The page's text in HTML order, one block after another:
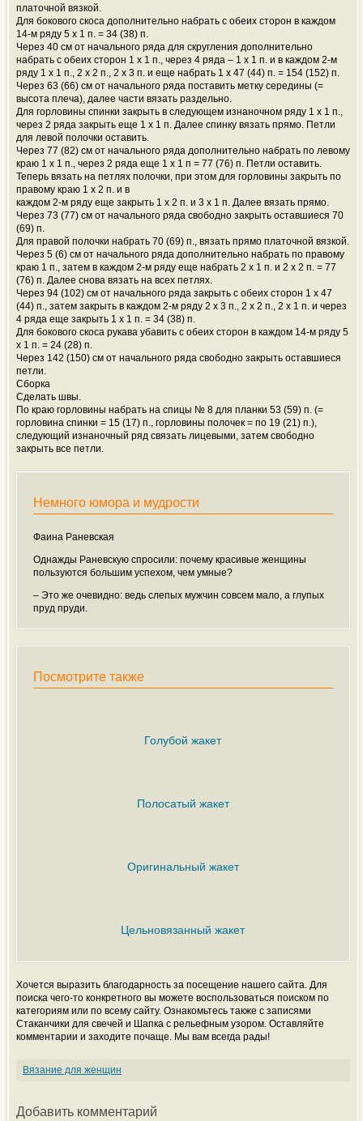
платочной вязкой.
Для бокового скоса дополнительно набрать с обеих сторон в каждом
14-м ряду 5 х 1 п. = 34 (38) п.
Через 40 см от начального ряда для скругления дополнительно
набрать с обеих сторон 1 х 1 п., через 4 ряда – 1 х 1 п. и в каждом 2-м
ряду 1 х 1 п., 2 х 2 п., 2 х 3 п. и еще набрать 1 х 47 (44) п. = 154 (152) п.
Через 63 (66) см от начального ряда поставить метку середины (=
высота плеча), далее части вязать раздельно.
Для горловины спинки закрыть в следующем изнаночном ряду 1 х 1 п.,
через 2 ряда закрыть еще 1 х 1 п. Далее спинку вязать прямо. Петли
для левой полочки оставить.
Через 77 (82) см от начального ряда дополнительно набрать по левому
краю 1 х 1 п., через 2 ряда еще 1 х 1 п = 77 (76) п. Петли оставить.
Теперь вязать на петлях полочки, при этом для горловины закрыть по
правому краю 1 х 2 п. и в
каждом 2-м ряду еще закрыть 1 х 2 п. и 3 х 1 п. Далее вязать прямо.
Через 73 (77) см от начального ряда свободно закрыть оставшиеся 70
(69) п.
Для правой полочки набрать 70 (69) п., вязать прямо платочной вязкой.
Через 5 (6) см от начального ряда дополнительно набрать по правому
краю 1 п., затем в каждом 2-м ряду еще набрать 2 х 1 п. и 2 х 2 п. = 77
(76) п. Далее снова вязать на всех петлях.
Через 94 (102) см от начального ряда закрыть с обеих сторон 1 х 47
(44) п., затем закрыть в каждом 2-м ряду 2 х 3 п., 2 х 2 п., 2 х 1 п. и через
4 ряда еще закрыть 1 х 1 п. = 34 (38) п.
Для бокового скоса рукава убавить с обеих сторон в каждом 14-м ряду 5
х 1 п. = 24 (28) п.
Через 142 (150) см от начального ряда свободно закрыть оставшиеся
петли.
Сборка
Сделать швы.
По краю горловины набрать на спицы № 8 для планки 53 (59) п. (=
горловина спинки = 15 (17) п., горловины полочек = по 19 (21) п.),
следующий изнаночный ряд связать лицевыми, затем свободно
закрыть все петли.
Немного юмора и мудрости
Фаина Раневская
Однажды Раневскую спросили: почему красивые женщины
пользуются большим успехом, чем умные?
– Это же очевидно: ведь слепых мужчин совсем мало, а глупых
пруд пруди.
Посмотрите также
Голубой жакет
Полосатый жакет
Оригинальный жакет
Цельновязанный жакет
Хочется выразить благодарность за посещение нашего сайта. Для
поиска чего-то конкретного вы можете воспользоваться поиском по
категориям или по всему сайту. Ознакомьтесь также с записями
Стаканчики для свечей и Шапка с рельефным узором. Оставляйте
комментарии и заходите почаще. Мы вам всегда рады!
Вязание для женщин
Добавить комментарий